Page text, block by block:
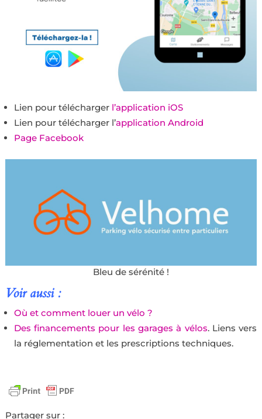
Lien pour télécharger l’application iOS
Lien pour télécharger l’application Android
Page Facebook
Bleu de sérénité !
Voir aussi :
Où et comment louer un vélo ?
Des financements pour les garages à vélos. Liens vers
la réglementation et les prescriptions techniques.
Partager sur :